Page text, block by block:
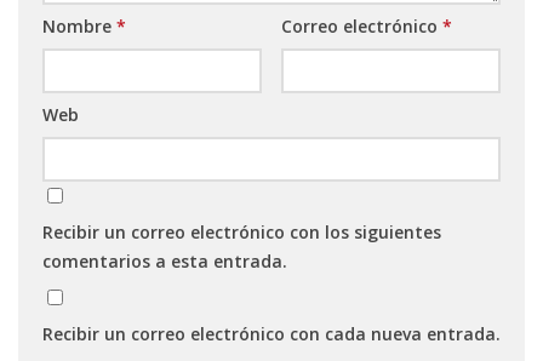
Nombre * Correo electrónico *
Web
Recibir un correo electrónico con los siguientes
comentarios a esta entrada.
Recibir un correo electrónico con cada nueva entrada.